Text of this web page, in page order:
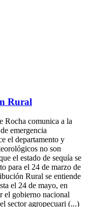
Rural
Rocha comunica a la
emergencia
el departamento y
no son
el estado de sequía se
para el 24 de marzo de
Rural se entiende
el 24 de mayo, en
el gobierno nacional
sector agropecuari (...)